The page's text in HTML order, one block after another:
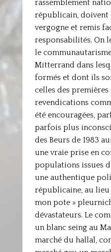
rassemblement
républicain, doivent
vergogne et remis
responsabilités. On
le
Mitterrand dans
formés et dont ils
celles des premières
revendications
été encouragées,
parfois plus
des Beurs de 1983
une vraie prise en
populations issues
une authentique
républicaine, au lieu
mon pote »
dévastateurs. Le
un blanc seing au
marché du hallal,